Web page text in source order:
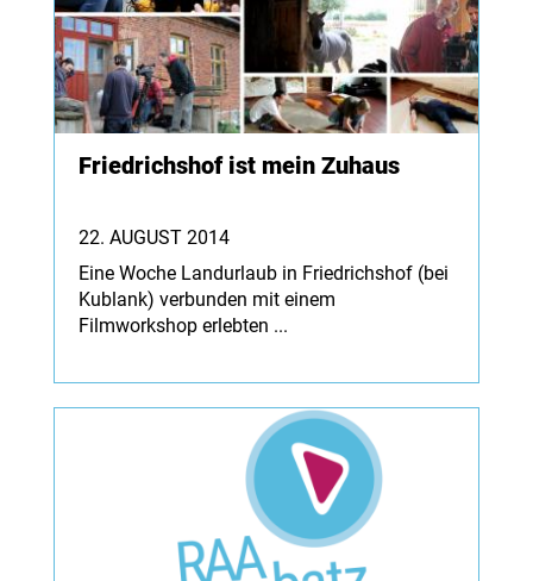
Friedrichshof ist mein Zuhaus
22. AUGUST 2014
Eine Woche Landurlaub in Friedrichshof (bei
Kublank) verbunden mit einem
Filmworkshop erlebten ...